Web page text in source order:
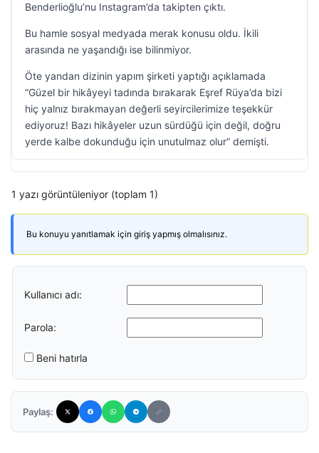
Benderlioğlu’nu Instagram’da takipten çıktı.
Bu hamle sosyal medyada merak konusu oldu. İkili
arasında ne yaşandığı ise bilinmiyor.
Öte yandan dizinin yapım şirketi yaptığı açıklamada
“Güzel bir hikâyeyi tadında bırakarak Eşref Rüya’da bizi
hiç yalnız bırakmayan değerli seyircilerimize teşekkür
ediyoruz! Bazı hikâyeler uzun sürdüğü için değil, doğru
yerde kalbe dokunduğu için unutulmaz olur” demişti.
1 yazı görüntüleniyor (toplam 1)
Bu konuyu yanıtlamak için giriş yapmış olmalısınız.
Kullanıcı adı:
Parola:
Beni hatırla
Paylaş: